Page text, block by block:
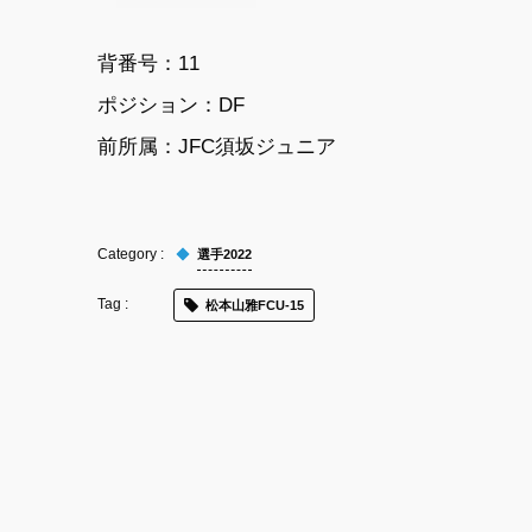
背番号：11
ポジション：DF
前所属：JFC須坂ジュニア
選手2022
松本山雅FCU-15